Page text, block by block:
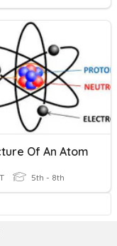
Of An Atom
5th - 8th